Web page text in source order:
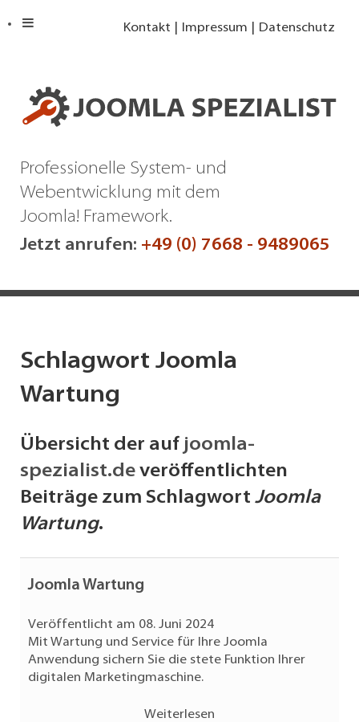
Kontakt Impressum Datenschutz
Professionelle System- und
Webentwicklung mit dem
Joomla! Framework.
Jetzt anrufen: +49 (0) 7668 - 9489065
Schlagwort Joomla
Wartung
Übersicht der auf joomla-
spezialist.de veröffentlichten
Beiträge zum Schlagwort Joomla
Wartung.
Joomla Wartung
Veröffentlicht am 08. Juni 2024
Mit Wartung und Service für Ihre Joomla
Anwendung sichern Sie die stete Funktion Ihrer
digitalen Marketingmaschine.
Weiterlesen